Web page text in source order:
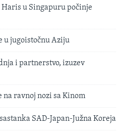
Haris u Singapuru počinje
u jugoistočnu Aziju
i partnerstvo, izuzev
na ravnoj nozi sa Kinom
SAD-Japan-Južna Koreja